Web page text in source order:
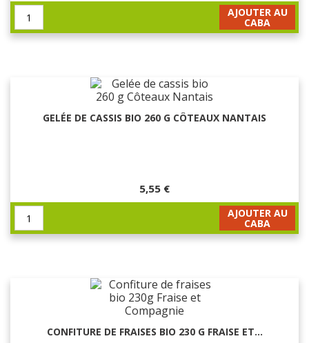
AJOUTER AU
CABA
GELÉE DE CASSIS BIO 260 G CÔTEAUX NANTAIS
5,55 €
AJOUTER AU
CABA
CONFITURE DE FRAISES BIO 230 G FRAISE ET...